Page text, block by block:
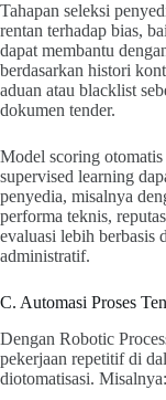
Tahapan seleksi
rentan terhadap bias,
dapat membantu
berdasarkan histori
aduan atau blacklist
dokumen tender.
Model scoring
supervised learning
penyedia, misalnya
performa teknis,
evaluasi lebih berbasis
administratif.
C. Automasi Proses
Dengan Robotic
pekerjaan repetitif di
diotomatisasi. Misalnya: